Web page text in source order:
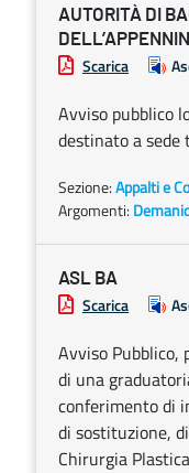
AUTORITÀ DI
Scarica
Avviso pubblico
destinato a sede
Sezione:Appalti e
Argomenti:
ASL BA
Scarica
Avviso
di una
conferimento di
di sostituzione,
Chirurgia